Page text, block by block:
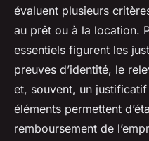
évaluent plusieurs
au prêt ou à la location.
essentiels figurent les
preuves d’identité, le
et, souvent, un
éléments permettent
remboursement de